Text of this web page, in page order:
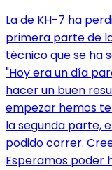
La de KH-7 ha
primera parte de
técnico que se ha
"Hoy era un día
hacer un buen
empezar hemos
la segunda parte,
podido correr.
Esperamos poder